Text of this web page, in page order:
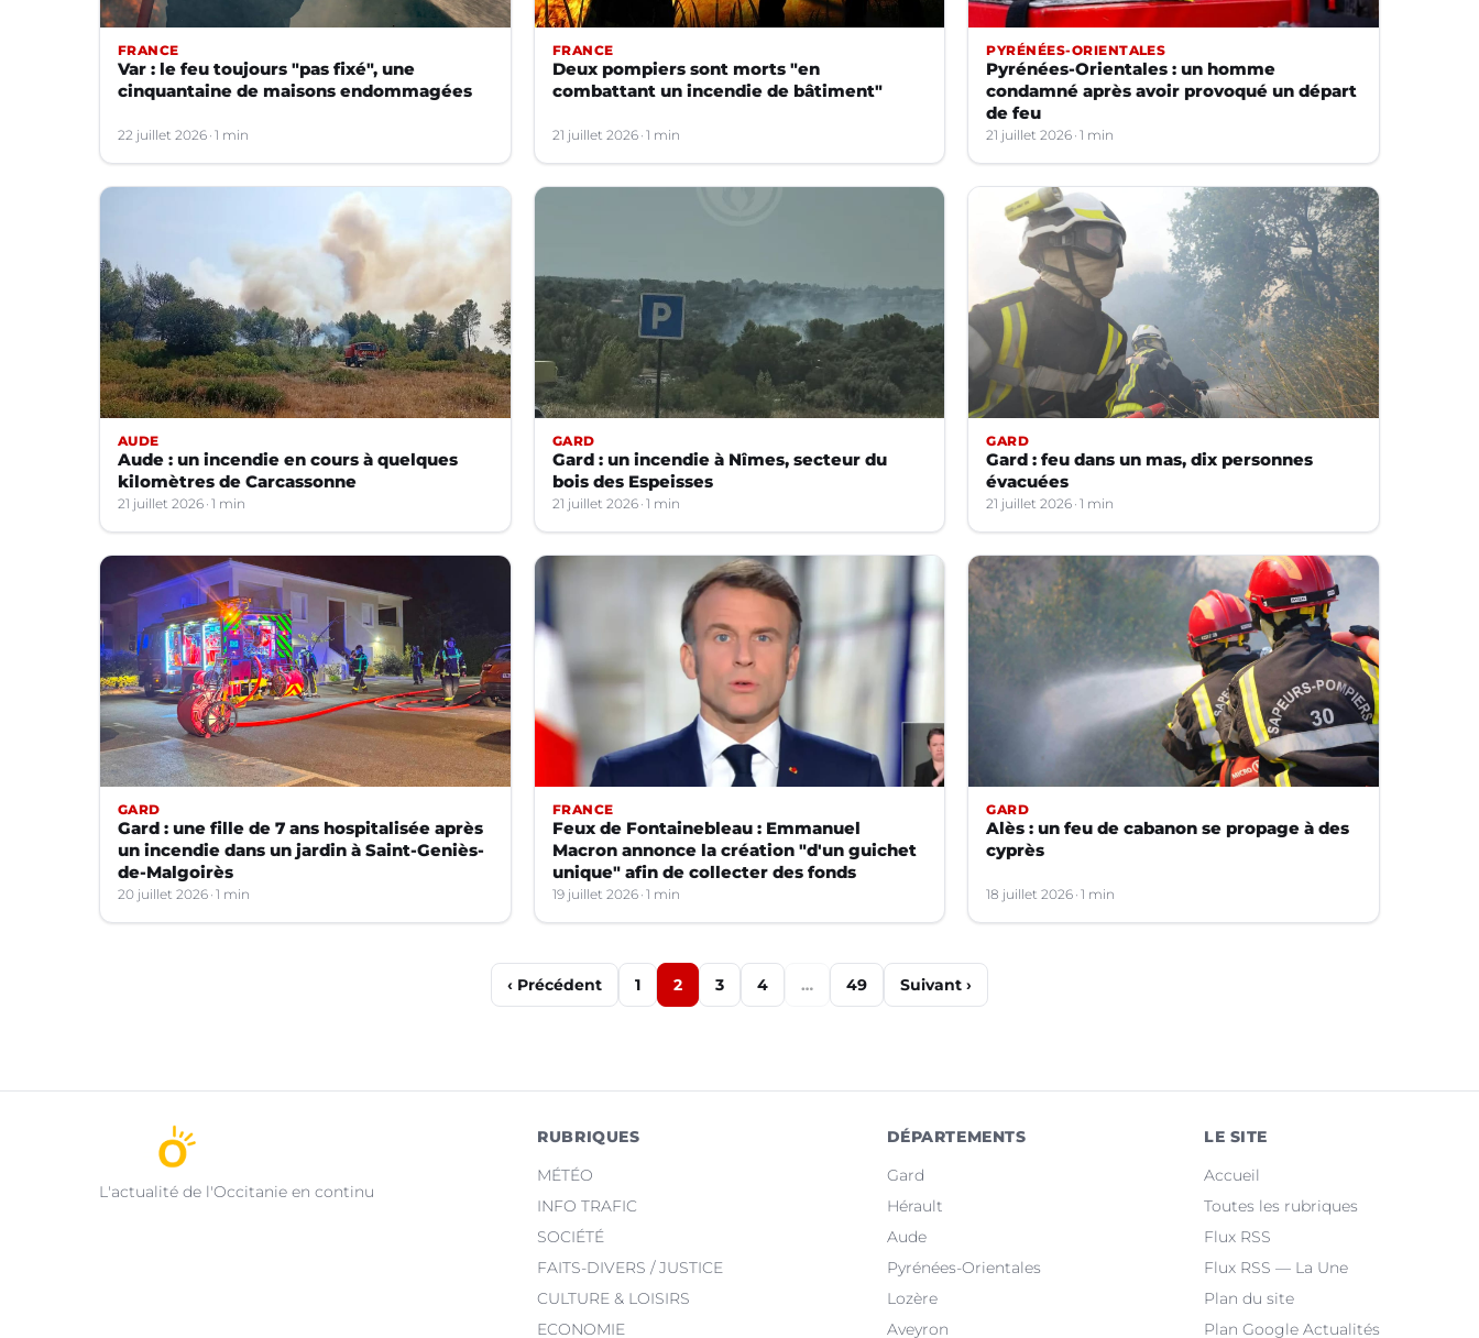
FRANCE
Var : le feu toujours "pas fixé", une
cinquantaine de maisons endommagées
22 juillet 2026 1 min
FRANCE
Deux pompiers sont morts "en
combattant un incendie de bâtiment"
21 juillet 2026 1 min
PYRÉNÉES-ORIENTALES
Pyrénées-Orientales : un homme
condamné après avoir provoqué un départ
de feu
21 juillet 2026 1 min
AUDE
Aude : un incendie en cours à quelques
kilomètres de Carcassonne
21 juillet 2026 1 min
GARD
Gard : un incendie à Nîmes, secteur du
bois des Espeisses
21 juillet 2026 1 min
GARD
Gard : feu dans un mas, dix personnes
évacuées
21 juillet 2026 1 min
GARD
Gard : une fille de 7 ans hospitalisée après
un incendie dans un jardin à Saint-Geniès-
de-Malgoirès
20 juillet 2026 1 min
FRANCE
Feux de Fontainebleau : Emmanuel
Macron annonce la création "d'un guichet
unique" afin de collecter des fonds
19 juillet 2026 1 min
GARD
Alès : un feu de cabanon se propage à des
cyprès
18 juillet 2026 1 min
‹ Précédent 1 2 3 4 … 49 Suivant ›
L'actualité de l'Occitanie en continu
RUBRIQUES
MÉTÉO
INFO TRAFIC
SOCIÉTÉ
FAITS-DIVERS / JUSTICE
CULTURE & LOISIRS
ECONOMIE
DÉPARTEMENTS
Gard
Hérault
Aude
Pyrénées-Orientales
Lozère
Aveyron
LE SITE
Accueil
Toutes les rubriques
Flux RSS
Flux RSS — La Une
Plan du site
Plan Google Actualités